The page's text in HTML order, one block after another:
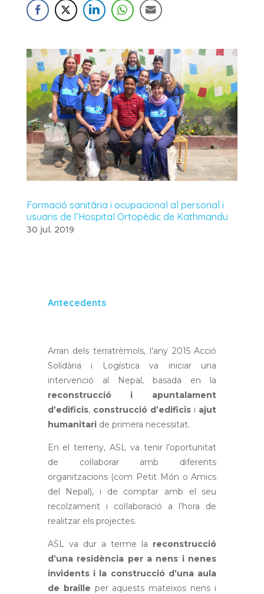
Formació sanitària i ocupacional al personal i
usuaris de l’Hospital Ortopèdic de Kathmandu
30 jul. 2019
Antecedents
Arran dels terratrèmols, l’any 2015 Acció
Solidària i Logística va iniciar una
intervenció al Nepal, basada en la
reconstrucció i apuntalament
d’edificis, construcció d’edificis i ajut
humanitaride primera necessitat.
En el terreny, ASL va tenir l’oportunitat
de col·laborar amb diferents
organitzacions (com Petit Món o Amics
del Nepal), i de comptar amb el seu
recolzament i col·laboració a l’hora de
realitzar els projectes.
ASL va dur a terme la reconstrucció
d’una residència per a nens i nenes
invidents i la construcció d’una aula
de braille per aquests mateixos nens i